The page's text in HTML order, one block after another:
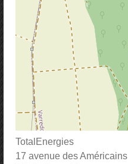
TotalEnergies
17 avenue des Américains